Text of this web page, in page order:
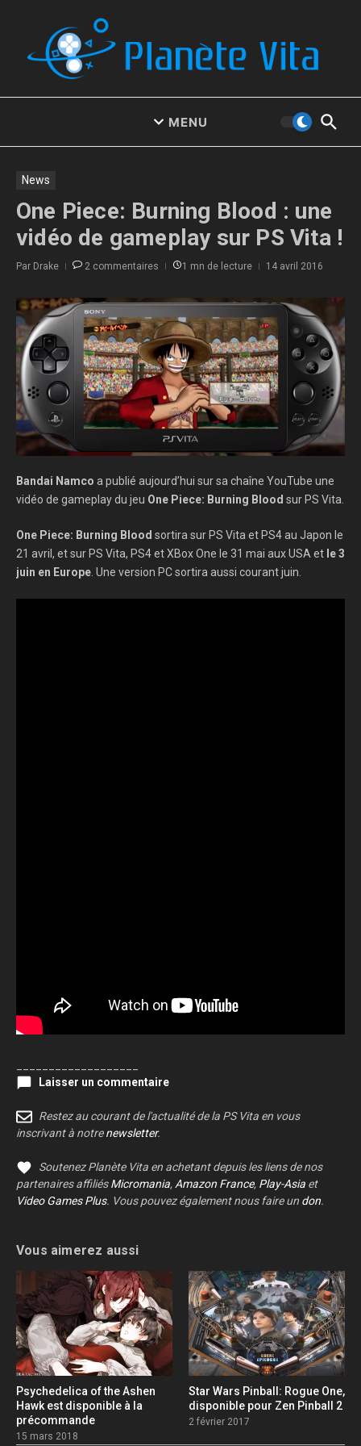
MENU
News
One Piece: Burning Blood : une
vidéo de gameplay sur PS Vita !
Par Drake 2 commentaires 1 mn de lecture 14 avril 2016
Bandai Namco a publié aujourd’hui sur sa chaîne YouTube une
vidéo de gameplay du jeu One Piece: Burning Blood sur PS Vita.
One Piece: Burning Blood sortira sur PS Vita et PS4 au Japon le
21 avril, et sur PS Vita, PS4 et XBox One le 31 mai aux USA et le 3
juin en Europe . Une version PC sortira aussi courant juin.
Laisser un commentaire
Restez au courant de l'actualité de la PS Vita en vous
inscrivant à notrenewsletter.
Soutenez Planète Vita en achetant depuis les liens de nos
partenaires affiliésMicromania,Amazon France, Play-Asia et
Video Games Plus. Vous pouvez également nous faire un don.
Vous aimerez aussi
Psychedelica of the Ashen
Hawk est disponible à la
précommande
15 mars 2018
Star Wars Pinball: Rogue One,
disponible pour Zen Pinball 2
2 février 2017